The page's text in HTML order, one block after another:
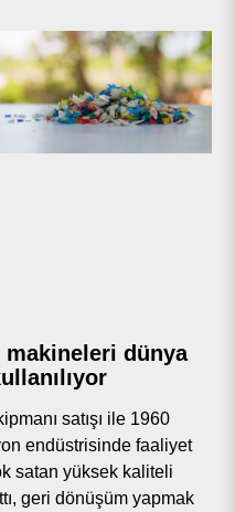
dünya
satışı ile 1960
endüstrisinde faaliyet
satan yüksek kaliteli
geri dönüşüm yapmak